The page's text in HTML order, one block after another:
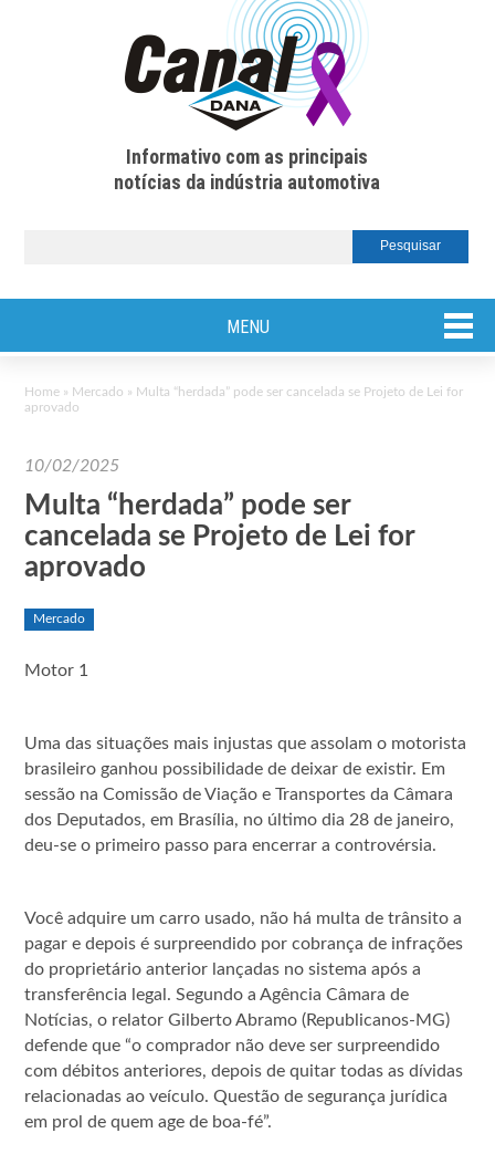
Informativo com as principais
notícias da indústria automotiva
MENU
Home » Mercado » Multa “herdada” pode ser cancelada se Projeto de Lei for
aprovado
10/02/2025
Multa “herdada” pode ser
cancelada se Projeto de Lei for
aprovado
Mercado
Motor 1
Uma das situações mais injustas que assolam o motorista
brasileiro ganhou possibilidade de deixar de existir. Em
sessão na Comissão de Viação e Transportes da Câmara
dos Deputados, em Brasília, no último dia 28 de janeiro,
deu-se o primeiro passo para encerrar a controvérsia.
Você adquire um carro usado, não há multa de trânsito a
pagar e depois é surpreendido por cobrança de infrações
do proprietário anterior lançadas no sistema após a
transferência legal. Segundo a Agência Câmara de
Notícias, o relator Gilberto Abramo (Republicanos-MG)
defende que “o comprador não deve ser surpreendido
com débitos anteriores, depois de quitar todas as dívidas
relacionadas ao veículo. Questão de segurança jurídica
em prol de quem age de boa-fé”.